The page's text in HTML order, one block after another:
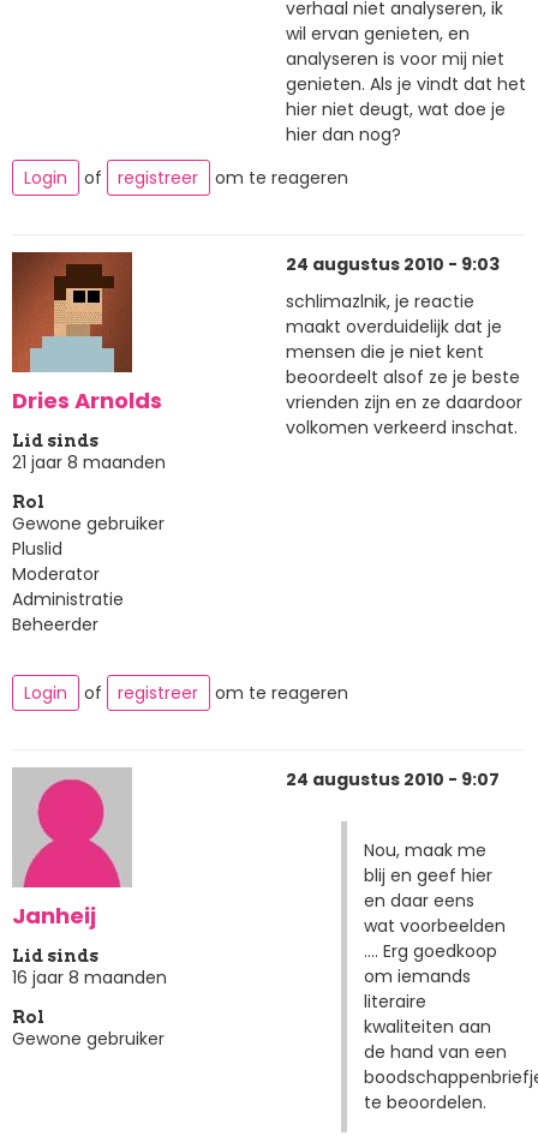
verhaal niet analyseren, ik
wil ervan genieten, en
analyseren is voor mij niet
genieten. Als je vindt dat het
hier niet deugt, wat doe je
hier dan nog?
Login
of registreer om te reageren
Dries Arnolds
Lid sinds
21 jaar 8 maanden
Rol
Gewone gebruiker
Pluslid
Moderator
Administratie
Beheerder
24 augustus 2010 - 9:03
schlimazlnik, je reactie
maakt overduidelijk dat je
mensen die je niet kent
beoordeelt alsof ze je beste
vrienden zijn en ze daardoor
volkomen verkeerd inschat.
Login of registreer om te reageren
Janheij
Lid sinds
16 jaar 8 maanden
Rol
Gewone gebruiker
24 augustus 2010 - 9:07
Nou, maak me
blij en geef hier
en daar eens
wat voorbeelden
.... Erg goedkoop
om iemands
literaire
kwaliteiten aan
de hand van een
te beoordelen.